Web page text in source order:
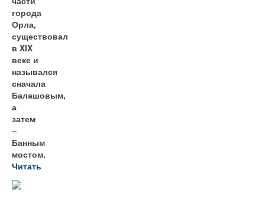
города
Орла,
существовал
в XIX
веке и
назывался
сначала
Балашовым,
а
затем
–
Банным
мостом.
Читать